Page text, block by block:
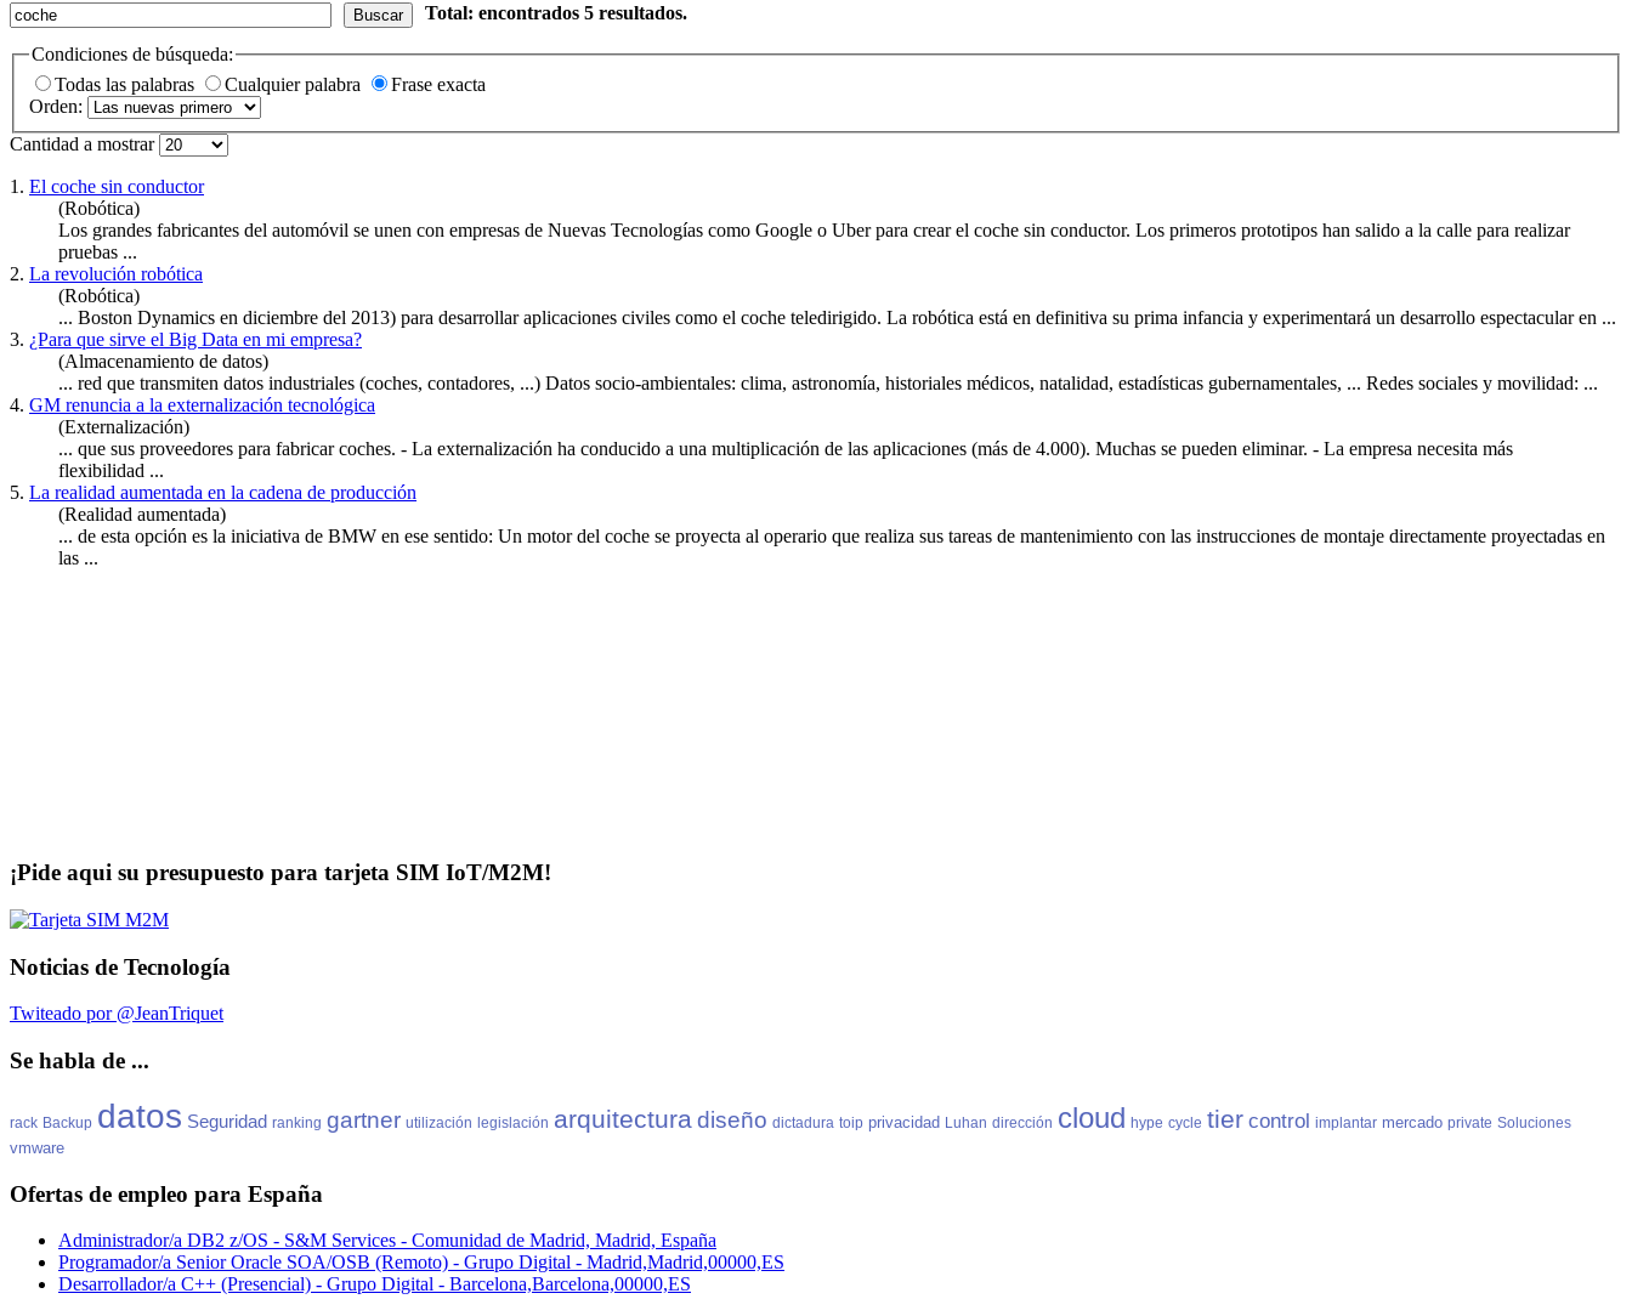
Buscar Total: encontrados 5 resultados.
Condiciones de búsqueda:
Todas las palabras
Cualquier palabra
Frase exacta
Orden:
Cantidad a mostrar
1. El coche sin conductor
(Robótica)
Los grandes fabricantes del automóvil se unen con empresas de Nuevas Tecnologías como Google o Uber para crear el coche sin conductor. Los primeros prototipos han salido a la calle para realizar
pruebas ...
2. La revolución robótica
(Robótica)
... Boston Dynamics en diciembre del 2013) para desarrollar aplicaciones civiles como el coche teledirigido. La robótica está en definitiva su prima infancia y experimentará un desarrollo espectacular en ...
3. ¿Para que sirve el Big Data en mi empresa?
(Almacenamiento de datos)
... red que transmiten datos industriales (coches, contadores, ...) Datos socio-ambientales: clima, astronomía, historiales médicos, natalidad, estadísticas gubernamentales, ... Redes sociales y movilidad: ...
4. GM renuncia a la externalización tecnológica
(Externalización)
... que sus proveedores para fabricarcoches. - La externalización ha conducido a una multiplicación de las aplicaciones (más de 4.000). Muchas se pueden eliminar. - La empresa necesita más
flexibilidad ...
5. La realidad aumentada en la cadena de producción
(Realidad aumentada)
... de esta opción es la iniciativa de BMW en ese sentido: Un motor del coche se proyecta al operario que realiza sus tareas de mantenimiento con las instrucciones de montaje directamente proyectadas en
las ...
¡Pide aqui su presupuesto para tarjeta SIM IoT/M2M!
Noticias de Tecnología
Twiteado por @JeanTriquet
Se habla de ...
rack Backup datos Seguridad ranking gartner utilización legislación arquitecturadiseño dictadura toip privacidad Luhan dirección cloud hype cycle tier control implantar mercado private Soluciones
vmware
Ofertas de empleo para España
Administrador/a DB2 z/OS - S&M Services - Comunidad de Madrid, Madrid, España
Programador/a Senior Oracle SOA/OSB (Remoto) - Grupo Digital - Madrid,Madrid,00000,ES
Desarrollador/a C++ (Presencial) - Grupo Digital - Barcelona,Barcelona,00000,ES